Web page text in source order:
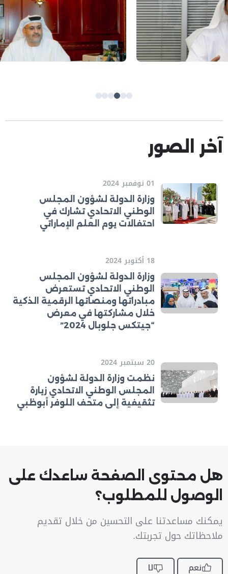
آخر الصور
01 نوفمبر 2024
وزارة الدولة لشؤون المجلس
الوطني الاتحادي تشارك في
احتفالات يوم العلم الإماراتي
18 أكتوبر 2024
وزارة الدولة لشؤون المجلس
الوطني الاتحادي تستعرض
مبادراتها ومنصاتها الرقمية الذكية
خلال مشاركتها في معرض
“جيتكس جلوبال 2024”
20 سبتمبر 2024
نظمت وزارة الدولة لشؤون
المجلس الوطني الاتحادي زيارة
تثقيفية إلى متحف اللوفر أبوظبي
هل محتوى الصفحة ساعدك على
الوصول للمطلوب؟
يمكنك مساعدتنا على التحسين من خلال تقديم
ملاحظاتك حول تجربتك.
نعم لا